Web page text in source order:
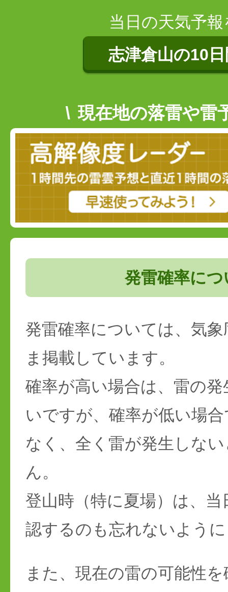
当日の天気予
志津倉山の10
現在地の落雷や雷
発雷確率につ
発雷確率については、気
ま掲載しています。
確率が高い場合は、雷の
いですが、確率が低い場
なく、全く雷が発生しな
ん。
登山時（特に夏場）は、
認するのも忘れないよう
また、現在の雷の可能性